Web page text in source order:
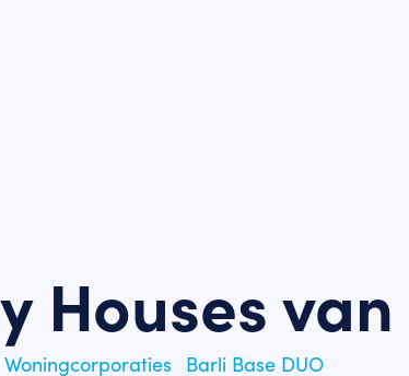
Houses
Woningcorporaties Barli Base DUO